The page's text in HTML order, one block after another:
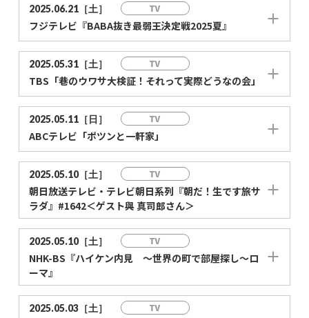
2025.06.21［土］
フジテレビ『BABA抜き最弱王決定戦2025夏』
2025.05.31［土］
TBS「巷のウワサ大検証！それって実際どうなの会」
2025.05.11［日］
ABCテレビ「ポツンと一軒家」
2025.05.10［土］
朝日放送テレビ・テレビ朝日系列『朝だ！生です旅サ
ラダ』#1642＜ゲスト與 真司郎さん＞
2025.05.10［土］
NHK-BS『ハイケン内見 ～世界の町で部屋探し～ロ
ーマ』
2025.05.03［土］